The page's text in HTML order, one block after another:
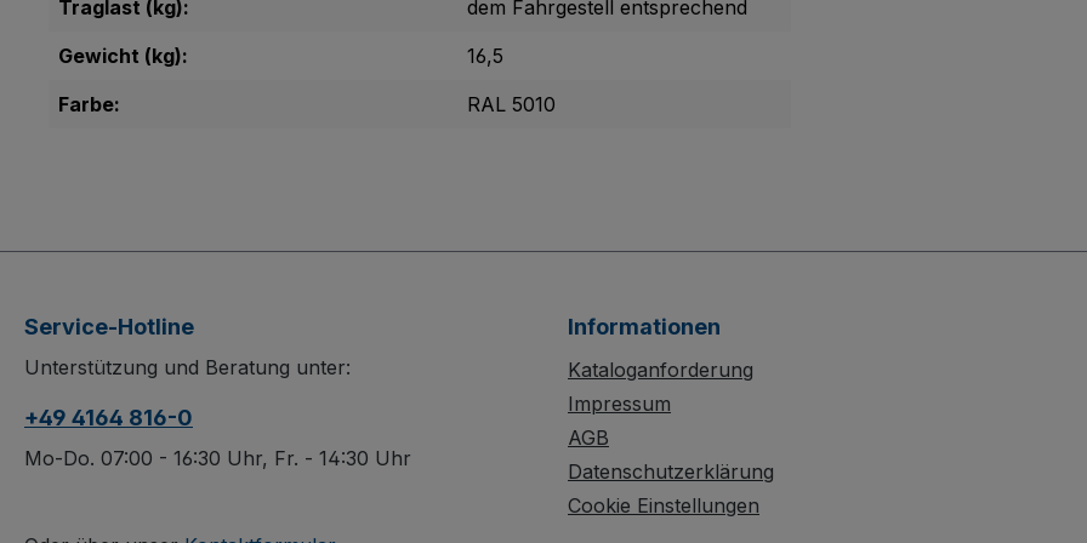
Traglast (kg):
dem Fahrgestell entsprechend
Gewicht (kg):
16,5
Farbe:
RAL 5010
Service-Hotline
Unterstützung und Beratung unter:
+49 4164 816-0
Mo-Do. 07:00 - 16:30 Uhr, Fr. - 14:30 Uhr
Informationen
Kataloganforderung
Impressum
AGB
Datenschutzerklärung
Cookie Einstellungen